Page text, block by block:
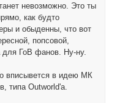
невозможно. Это ты
как будто
и обыденны, что вот
попсовой,
для ГоВ фанов. Ну-ну.
вписывется в идею МК
типа Outworld'а.